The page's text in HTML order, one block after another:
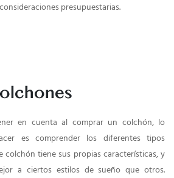
presupuestarias.
en cuenta al comprar un colchón, lo
es comprender los diferentes tipos
colchón tiene sus propias características, y
a ciertos estilos de sueño que otros.